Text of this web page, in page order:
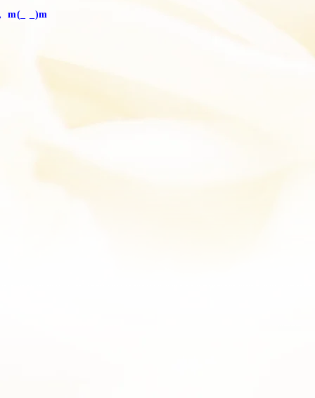
m(_ _)m